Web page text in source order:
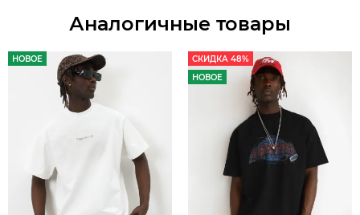
Аналогичные товары
НОВОЕ
СКИДКА 48%
НОВОЕ